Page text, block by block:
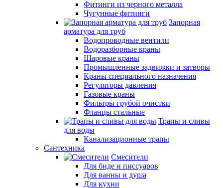
Фитинги из черного металла
Чугунные фитинги
Запорная
арматура для труб
Водопроводные вентили
Водоразборные краны
Шаровые краны
Промышленные задвижки и затворы
Краны специального назначения
Регуляторы давления
Газовые краны
Фильтры грубой очистки
Фланцы стальные
Трапы и сливы
для воды
Канализационные трапы
Сантехника
Смесители
Для биде и писсуаров
Для ванны и душа
Для кухни